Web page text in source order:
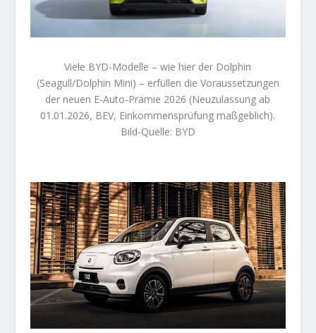
Viele BYD-Modelle – wie hier der Dolphin
(Seagull/Dolphin Mini) – erfüllen die Voraussetzungen
der neuen E-Auto-Prämie 2026 (Neuzulassung ab
01.01.2026, BEV, Einkommensprüfung maßgeblich).
Bild-Quelle: BYD